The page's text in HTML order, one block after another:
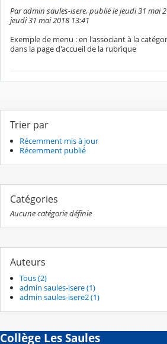
Par admin saules-isere, publié le jeudi 31 mai
jeudi 31 mai 2018 13:41
Exemple de menu : en l'associant à la
dans la page d'accueil de la rubrique
Trier par
Récemment mis à jour
Récemment publié
Catégories
Aucune catégorie définie
Auteurs
Tous (2)
admin saules-isere (1)
admin saules-isere2 (1)
Collège Les Saules